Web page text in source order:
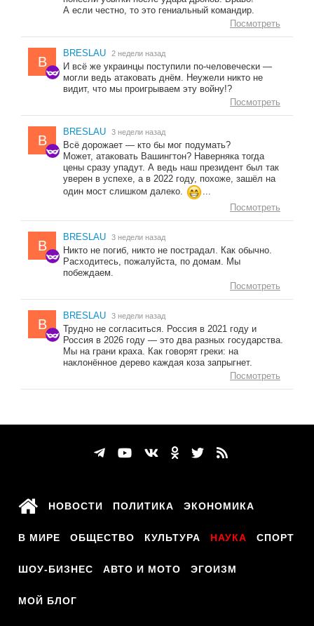
А если честно, то это гениальный командир.
Посмотреть
B
BRESLAU 2 недели назад
И всё же украинцы поступили по-человечески —
могли ведь атаковать днём. Неужели никто не
видит, что мы проигрываем эту войну!?
Посмотреть
B
BRESLAU 3 недели назад
Всё дорожает — кто бы мог подумать?
Может, атаковать Вашингтон? Наверняка тогда
цены сразу упадут. А ведь наш президент был так
уверен в успехе, а в 2022 году, похоже, зашёл на
один мост слишком далеко.
...
Посмотреть
B
BRESLAU 3 недели назад
Никто не погиб, никто не пострадал. Как обычно.
Расходитесь, пожалуйста, по домам. Мы
побеждаем.
Посмотреть
B
BRESLAU 3 недели назад
Трудно не согласиться. Россия в 2021 году и
Россия в 2026 году — это два разных государства.
Мы на грани краха. Как говорят греки: на
наклонённое дерево каждая коза запрыгнет.
Посмотреть
НОВОСТИ ПОЛИТИКА ЭКОНОМИКА
В МИРЕ ОБЩЕСТВО КУЛЬТУРА НАУКА СПОРТ
ШОУ-БИЗНЕС АВТО И МОТО ЭГОИЗМ
МОЙ БЛОГ